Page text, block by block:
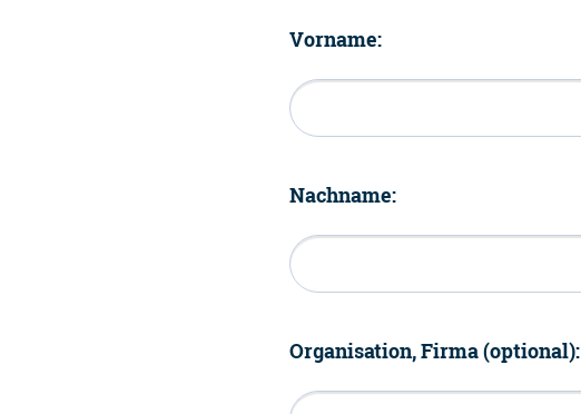
Vorname:
Nachname:
Organisation, Firma (optional):